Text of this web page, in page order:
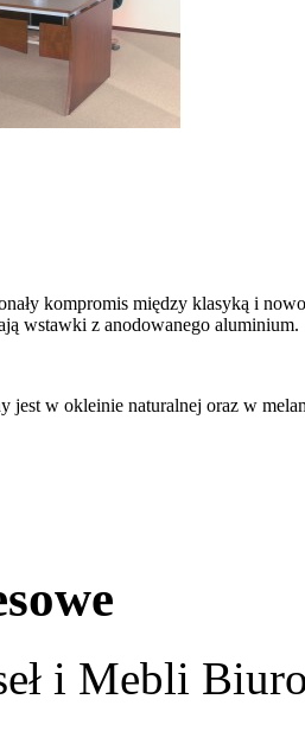
kompromis między klasyką i
wstawki z anodowanego aluminium.
jest w okleinie naturalnej oraz w
i Mebli